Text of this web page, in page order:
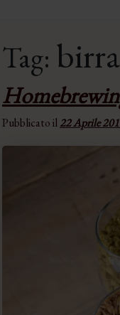
Tag:
Pubblicato il22 Aprile